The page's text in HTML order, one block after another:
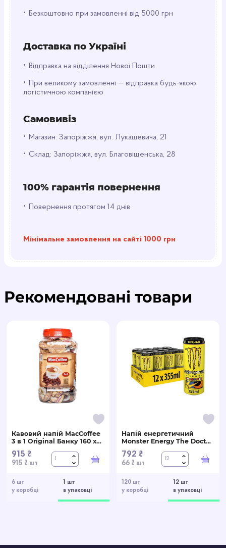
• Безкоштовно при замовленні від 5000 грн
Доставка по Україні
• Відправка на відділення Нової Пошти
•
При великому замовленні — відправка будь-якою
логістичною компанією
Самовивіз
• Магазин: Запоріжжя, вул. Лукашевича, 21
• Склад: Запоріжжя, вул. Благовіщенська, 28
100% гарантія повернення
• Повернення протягом 14 днів
Мінімальне замовлення на сайті 1000 грн
Енергетик добре підходить для навчання,
вживанням рекомендується охолодити — так
смак розкривається більш насичено та
освіжаюче.
Рекомендовані товари
6 шт
у коробці
1 шт
в упаковці
Кавовий напій MacCoffee
3 в 1 Original Банку 160 х
20 г
915 ₴
915 ₴ шт У кошик
120 шт
у коробці
12 шт
в упаковці
Напій енергетичний
Monster Energy The Doctor
500 мл
792 ₴
66 ₴ шт У